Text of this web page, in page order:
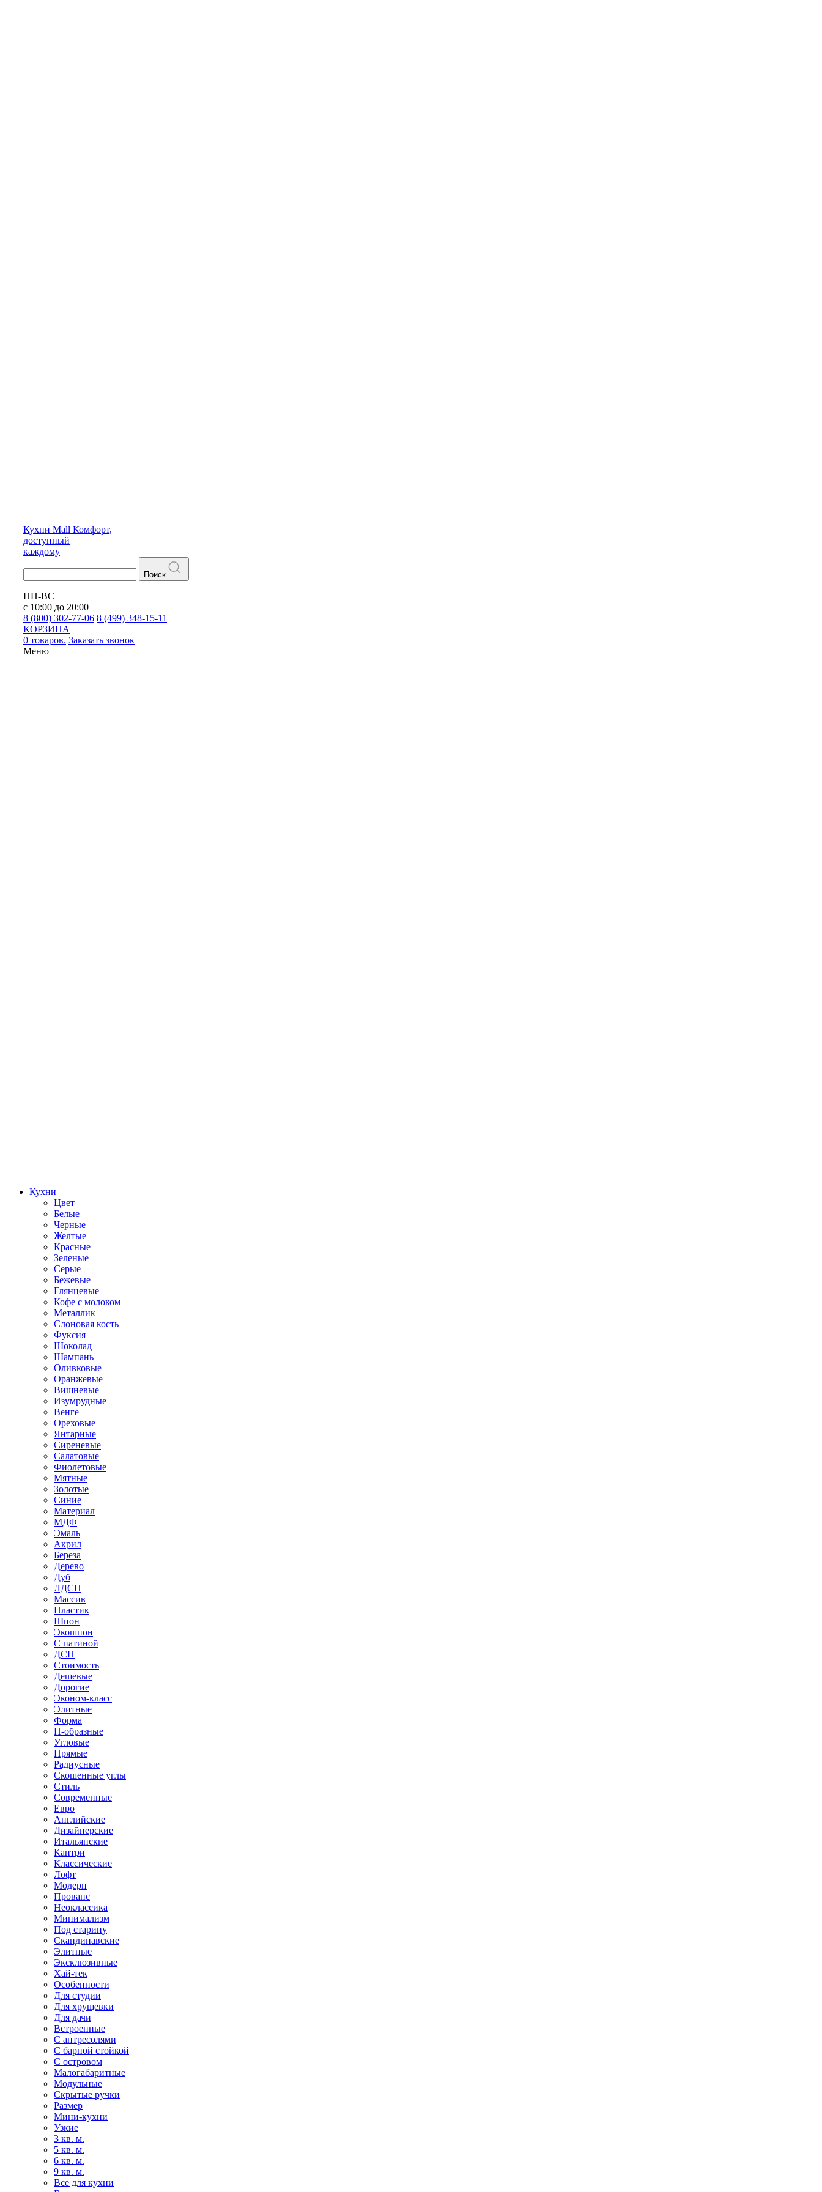
Кухни Mall Комфорт,
доступный
каждому
Поиск
ПН-ВС
с 10:00 до 20:00
8 (800) 302-77-06 8 (499) 348-15-11
КОРЗИНА
0 товаров. Заказать звонок
Меню
Кухни
Цвет
Белые
Черные
Желтые
Красные
Зеленые
Серые
Бежевые
Глянцевые
Кофе с молоком
Металлик
Слоновая кость
Фуксия
Шоколад
Шампань
Оливковые
Оранжевые
Вишневые
Изумрудные
Венге
Ореховые
Янтарные
Сиреневые
Салатовые
Фиолетовые
Мятные
Золотые
Синие
Материал
МДФ
Эмаль
Акрил
Береза
Дерево
Дуб
ЛДСП
Массив
Пластик
Шпон
Экошпон
С патиной
ДСП
Стоимость
Дешевые
Дорогие
Эконом-класс
Элитные
Форма
П-образные
Угловые
Прямые
Радиусные
Скошенные углы
Стиль
Современные
Евро
Английские
Дизайнерские
Итальянские
Кантри
Классические
Лофт
Модерн
Прованс
Неоклассика
Минимализм
Под старину
Скандинавские
Элитные
Эксклюзивные
Хай-тек
Особенности
Для студии
Для хрущевки
Для дачи
Встроенные
С антресолями
С барной стойкой
С островом
Малогабаритные
Модульные
Скрытые ручки
Размер
Мини-кухни
Узкие
3 кв. м.
5 кв. м.
6 кв. м.
9 кв. м.
Все для кухни